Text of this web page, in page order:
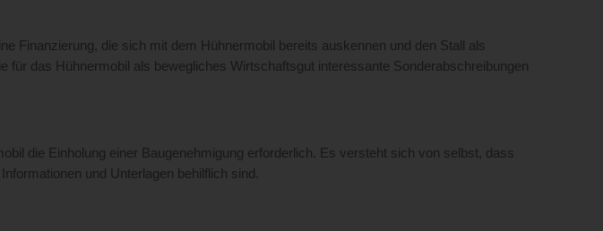
Finanzierung, die sich mit dem Hühnermobil bereits auskennen und den Stall als
für das Hühnermobil als bewegliches Wirtschaftsgut interessante Sonderabschreibungen
die Einholung einer Baugenehmigung erforderlich. Es versteht sich von selbst, dass
und Unterlagen behilflich sind.